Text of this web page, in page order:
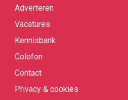
Adverteren
Vacatures
Kennisbank
Colofon
Contact
Privacy & cookies